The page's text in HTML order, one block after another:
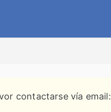
contactarse vía email: